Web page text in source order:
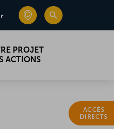
CARTE
CARTE
PROJET
ACTIONS
ACCÈS
DIRECTS